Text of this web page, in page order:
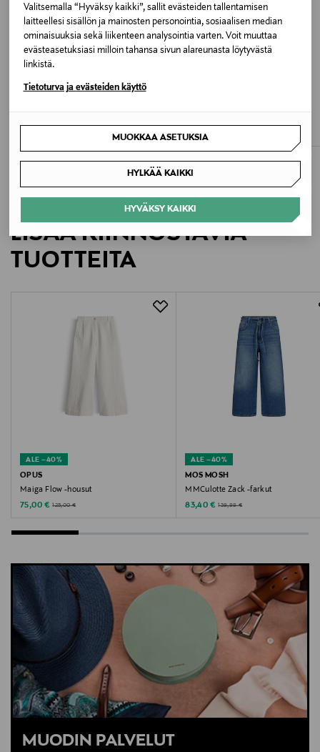
Valitsemalla “Hyväksy kaikki”, sallit evästeiden tallentamisen
laitteellesi sisällön ja mainosten personointia, sosiaalisen median
ominaisuuksia sekä liikenteen analysointia varten. Voit muuttaa
evästeasetuksiasi milloin tahansa sivun alareunasta löytyvästä
linkistä.
Tietoturva ja evästeiden käyttö
MUOKKAA ASETUKSIA
HYLKÄÄ KAIKKI
HYVÄKSY KAIKKI
Marokko
Valmistajan tuotenumero
10540510311425-O260450
Opus Fashion GmbH
customerservice@opus.de
farkut, denim, housut, naisten farkut, Opus
ALE –40%
Original Price
125,00 €
LISÄÄ KIINNOSTAVIA
TUOTTEITA
ALE –40%
OPUS
Maiga Flow -housut
Discounted Price
75,00 € Original Price
125,00 €
ALE –40%
MOS MOSH
MMCulotte Zack -farkut
Discounted Price
83,40 € Original Price
139,99 €
MUODIN PALVELUT